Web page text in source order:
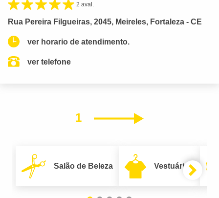
2 aval.
Rua Pereira Filgueiras, 2045, Meireles, Fortaleza - CE
ver horario de atendimento.
ver telefone
1 Próximo
Salão de Beleza Vestuário